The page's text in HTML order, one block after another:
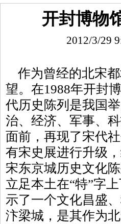
开封博物
2012/3/29
作为曾经的北宋
望。在1988年开封
代历史陈列是我国
治、经济、军事、
面前，再现了宋代
有宋史展进行升级
宋东京城历史文化
立足本土在“特”字
示了一个文化昌盛
汴梁城，是其作为